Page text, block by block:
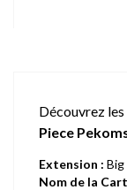
Découvrez
Piece
Extension : Big
Nom de la